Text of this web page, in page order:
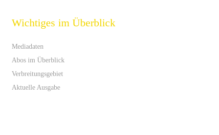
Wichtiges im Überblick
Mediadaten
Abos im Überblick
Verbreitungsgebiet
Aktuelle Ausgabe